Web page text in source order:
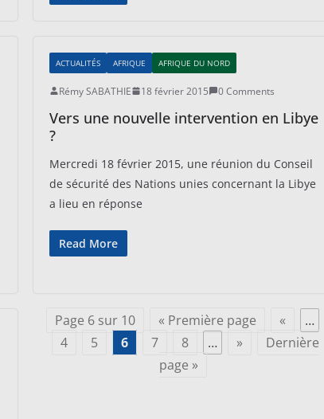
ACTUALITÉS AFRIQUE AFRIQUE DU NORD
Rémy SABATHIE 18 février 2015 0 Comments
Vers une nouvelle intervention en Libye
?
Mercredi 18 février 2015, une réunion du Conseil
de sécurité des Nations unies concernant la Libye
a lieu en réponse
Read More
Page 6 sur 10 « Première page «
…
4
5 6 7 8 … »
Dernière
page »